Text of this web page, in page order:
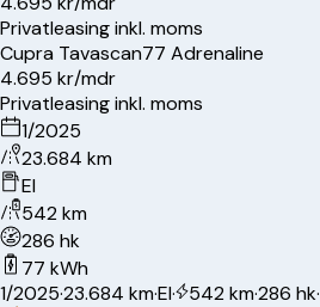
Privatleasing inkl. moms
Cupra Tavascan77 Adrenaline
4.695 kr/mdr
Privatleasing inkl. moms
1/2025
23.684 km
El
542 km
286 hk
77 kWh
1/2025·23.684 km·El· 542 km·286 hk·